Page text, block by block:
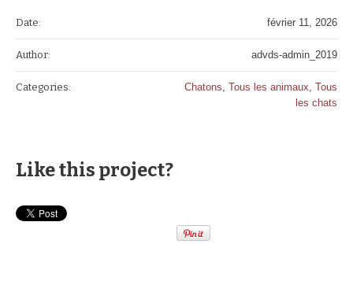
Date: février 11, 2026
Author: advds-admin_2019
Categories: Chatons, Tous les animaux, Tous
les chats
Like this project?